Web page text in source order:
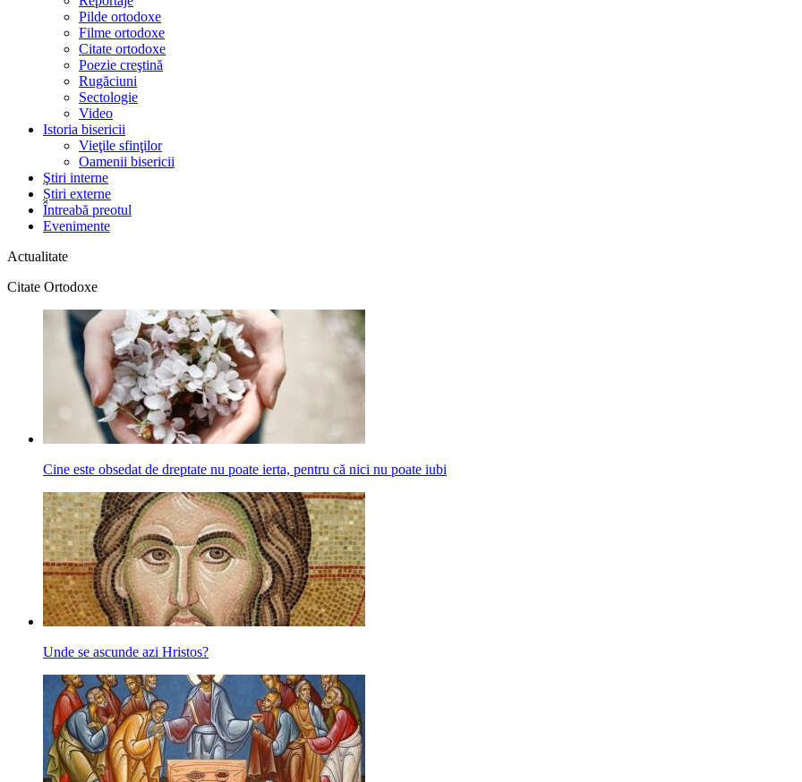
Pilde ortodoxe
Filme ortodoxe
Citate ortodoxe
Poezie creştină
Rugăciuni
Sectologie
Video
Istoria bisericii
Vieţile sfinţilor
Oamenii bisericii
Ştiri interne
Știri externe
Întreabă preotul
Evenimente
Actualitate
Citate Ortodoxe
Cine este obsedat de dreptate nu poate ierta, pentru că nici nu poate iubi
Unde se ascunde azi Hristos?